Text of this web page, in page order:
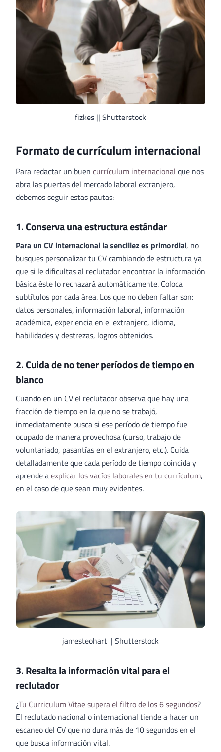
fizkes || Shutterstock
Formato de currículum internacional
Para redactar un buen currículum internacional que nos
abra las puertas del mercado laboral extranjero,
debemos seguir estas pautas:
1. Conserva una estructura estándar
Para un CV internacional la sencillez es primordial, no
busques personalizar tu CV cambiando de estructura ya
que si le dificultas al reclutador encontrar la información
básica éste lo rechazará automáticamente. Coloca
subtítulos por cada área. Los que no deben faltar son:
datos personales, información laboral, información
académica, experiencia en el extranjero, idioma,
habilidades y destrezas, logros obtenidos.
2. Cuida de no tener períodos de tiempo en
blanco
Cuando en un CV el reclutador observa que hay una
fracción de tiempo en la que no se trabajó,
inmediatamente busca si ese período de tiempo fue
ocupado de manera provechosa (curso, trabajo de
voluntariado, pasantías en el extranjero, etc.). Cuida
detalladamente que cada período de tiempo coincida y
aprende aexplicar los vacíos laborales en tu currículum,
en el caso de que sean muy evidentes.
jamesteohart || Shutterstock
3. Resalta la información vital para el
reclutador
¿Tu Curriculum Vitae supera el filtro de los 6 segundos?
El reclutado nacional o internacional tiende a hacer un
escaneo del CV que no dura más de 10 segundos en el
que busca información vital.